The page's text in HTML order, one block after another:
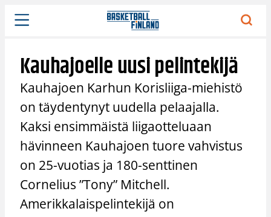
Siirry
sisältöön
Kauhajoelle uusi pelintekijä
Kauhajoen Karhun Korisliiga-miehistö
on täydentynyt uudella pelaajalla.
Kaksi ensimmäistä liigaotteluaan
hävinneen Kauhajoen tuore vahvistus
on 25-vuotias ja 180-senttinen
Cornelius ”Tony” Mitchell.
Amerikkalaispelintekijä on